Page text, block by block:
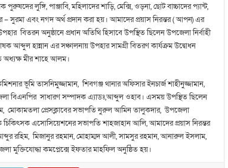
লুঙ্গি, পাঞ্জাবি, মহিলাদের শাড়ি, মেক্সি, ওড়না, ছোট বাচ্চাদের প্যান্ট,
– সুরমা এবং নগদ অর্থ প্রদান করা হয়। আমাদের প্রয়াস নিরন্তর ( আপন) এর
বিতরন অনুষ্ঠানে প্রধান অতিথি হিসাবে উপস্থিত ছিলেন উপজেলা নির্বাহী
আব্দুল হান্নান এর সঞ্চালনায় উপহার সামগ্রী বিতরণ কার্যক্রম উদ্বোধন
মীর শাহে আলম।
ভূমি তাসনিমুজ্জামান, শিবগঞ্জ থানার অফিসার ইনচার্জ শাহীনুজ্জামান,
বিএনপির সাধারণ সম্পাদক এ্যাডঃ,আব্দুল ওহাব। এসময় উপস্থিত ছিলেন
মোকামতলা প্রেসক্লাবের সভাপতি নুরুল আমিন তালুকদার, উপজেলা
চিকিৎসক এসোসিয়েশনের সভাপতি শাহজাহান আলি, আমাদের প্রয়াস নিরন্তর
রহিম, মিজানুর রহমান, মোহাম্মদ আলী, সামসুর রহমান, আনারুল ইসলাম,
মুক্তিযোদ্ধা কমপ্লেক্সে ইফতার মাহফিল অনুষ্ঠিত হয়।